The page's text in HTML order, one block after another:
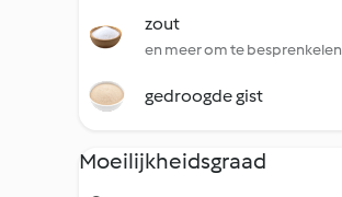
zout
en meer om te besprenkelen
gedroogde gist
Moeilijkheidsgraad